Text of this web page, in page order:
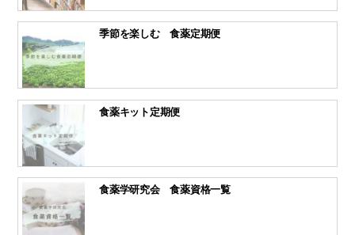
季節を楽しむ 食薬定期便
食薬キット定期便
食薬学研究会 食薬資格一覧